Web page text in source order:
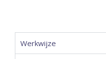
Werkwijze